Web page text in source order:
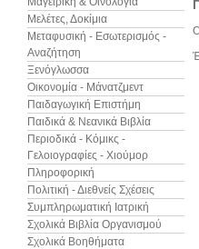
Μελέτες, Δοκίμια
Μεταφυσική - Εσωτερισμός -
Αναζήτηση
Ξενόγλωσσα
Οικονομία - Μάνατζμεντ
Παιδαγωγική Επιστήμη
Παιδικά & Νεανικά Βιβλία
Περιοδικά - Κόμικς -
Γελοιογραφίες - Χιούμορ
Πληροφορική
Πολιτική - Διεθνείς Σχέσεις
Συμπληρωματική Ιατρική
Σχολικά Βιβλία Οργανισμού
Σχολικά Βοηθήματα